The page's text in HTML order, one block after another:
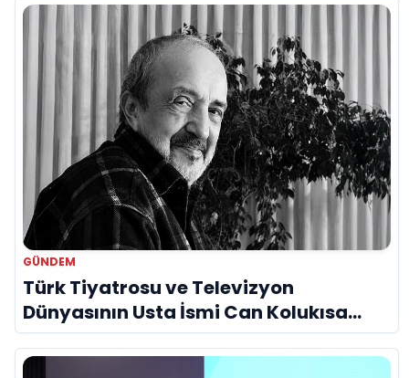
GÜNDEM
Türk Tiyatrosu ve Televizyon
Dünyasının Usta İsmi Can Kolukısa
Hayatını Kaybetti